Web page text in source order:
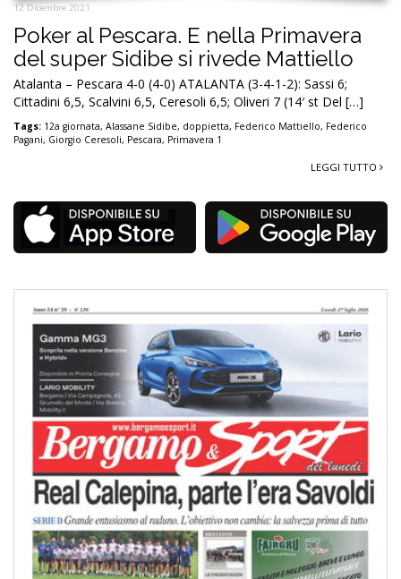
12 Dicembre 2021
Poker al Pescara. E nella Primavera
del super Sidibe si rivede Mattiello
Atalanta – Pescara 4-0 (4-0) ATALANTA (3-4-1-2): Sassi 6;
Cittadini 6,5, Scalvini 6,5, Ceresoli 6,5; Oliveri 7 (14′ st Del […]
Tags: 12a giornata, Alassane Sidibe, doppietta, Federico Mattiello, Federico
Pagani, Giorgio Ceresoli, Pescara, Primavera 1
LEGGI TUTTO